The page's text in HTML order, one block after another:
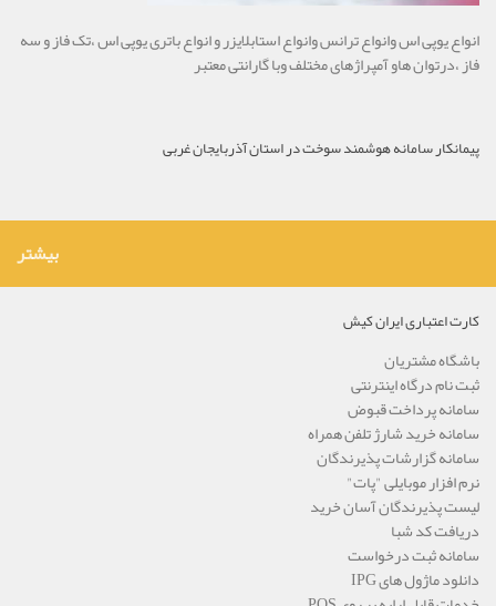
انواع یوپی اس وانواع ترانس وانواع استابلایزر و انواع باتری یوپی اس ،تک فاز و سه
فاز ،درتوان هاو آمپراژهای مختلف وبا گارانتی معتبر
پیمانکار سامانه هوشمند سوخت در استان آذربایجان غربی
بیشتر
کارت اعتباری ایران کیش
باشگاه مشتریان
ثبت نام درگاه اینترنتی
سامانه پرداخت قبوض
سامانه خرید شارژ تلفن همراه
سامانه گزارشات پذیرندگان
نرم افزار موبایلی "پات"
لیست پذیرندگان آسان خرید
دریافت کد شبا
سامانه ثبت درخواست
دانلود ماژول های IPG